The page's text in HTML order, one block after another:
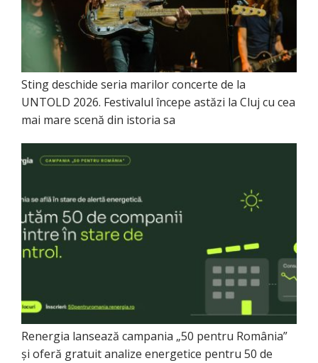
Sting deschide seria marilor concerte de la
UNTOLD 2026. Festivalul începe astăzi la Cluj cu cea
mai mare scenă din istoria sa
Renergia lansează campania „50 pentru România”
și oferă gratuit analize energetice pentru 50 de